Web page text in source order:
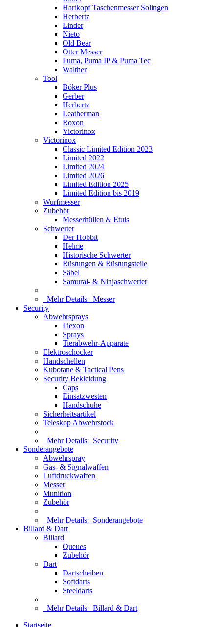
Hartkopf Taschenmesser Solingen
Herbertz
Linder
Nieto
Old Bear
Otter Messer
Puma, Puma IP & Puma Tec
Walther
Tool
Böker Plus
Gerber
Herbertz
Leatherman
Roxon
Victorinox
Victorinox
Classic Limited Edition 2023
Limited 2022
Limited 2024
Limited 2026
Limited Edition 2025
Limited Edition bis 2019
Wurfmesser
Zubehör
Messerhüllen & Etuis
Schwerter
Der Hobbit
Helme
Historische Schwerter
Rüstungen & Rüstungsteile
Säbel
Samurai- & Ninjaschwerter
Mehr Details: Messer
Security
Abwehrsprays
Piexon
Sprays
Tierabwehr-Apparate
Elektroschocker
Handschellen
Kubotane & Tactical Pens
Security Bekleidung
Caps
Einsatzwesten
Handschuhe
Sicherheitsartikel
Teleskop Abwehrstock
Mehr Details: Security
Sonderangebote
Abwehrspray
Gas- & Signalwaffen
Luftdruckwaffen
Messer
Munition
Zubehör
Mehr Details: Sonderangebote
Billard & Dart
Billard
Queues
Zubehör
Dart
Dartscheiben
Softdarts
Steeldarts
Mehr Details: Billard & Dart
Startseite